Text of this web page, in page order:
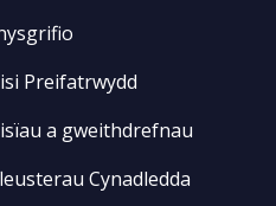
Preifatrwydd
a gweithdrefnau
Cynadledda